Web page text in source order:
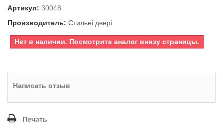
Артикул: 30048
Производитель: Стильні двері
Нет в наличии. Посмотрите аналог внизу страницы.
Написать отзыв
Печать